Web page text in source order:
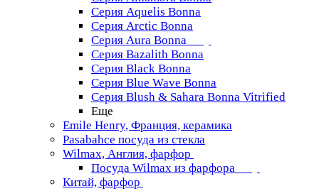
Серия Aquelis Bonna
Серия Arctic Bonna
Серия Aura Bonna
Серия Bazalith Bonna
Серия Black Bonna
Серия Blue Wave Bonna
Серия Blush & Sahara Bonna Vitrified
Еще
Emile Henry, Франция, керамика
Pasabahce посуда из стекла
Wilmax, Англия, фарфор
Посуда Wilmax из фарфора
Китай, фарфор